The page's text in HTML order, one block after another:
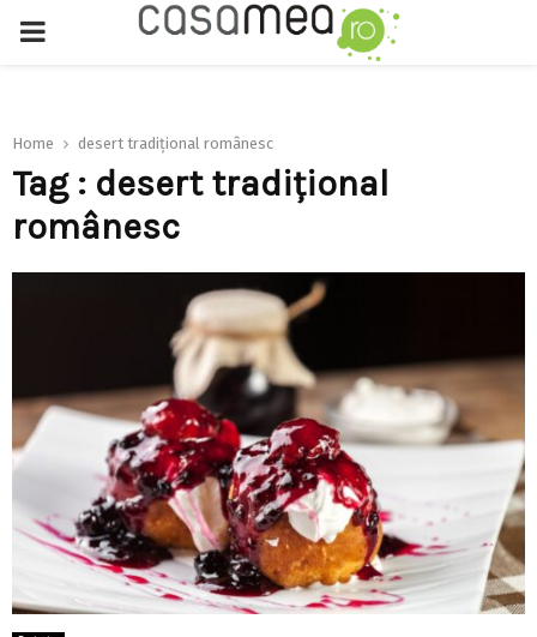
PRIMARY
Home desert tradițional românesc
Tag : desert tradițional
românesc